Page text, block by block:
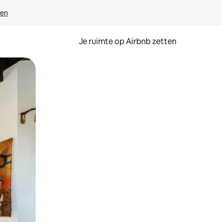
Je ruimte op Airbnb zetten
of swipen.